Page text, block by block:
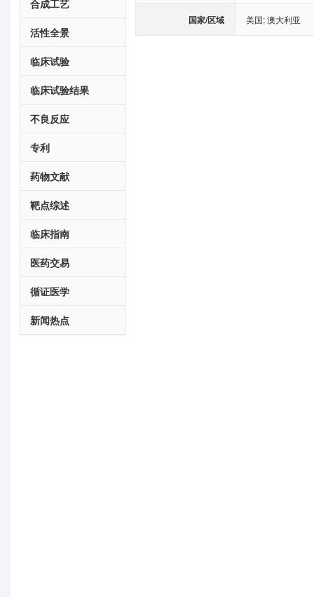
合成工艺
活性全景
临床试验
临床试验结果
不良反应
专利
药物文献
靶点综述
临床指南
医药交易
循证医学
新闻热点
国家/区域 美国;澳大利亚